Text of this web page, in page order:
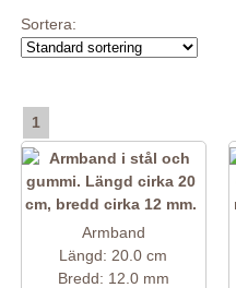
Sortera:
1
Armband
Längd: 20.0 cm
Bredd: 12.0 mm